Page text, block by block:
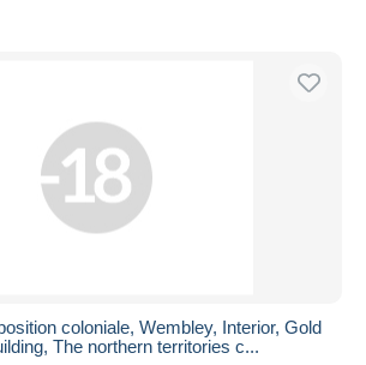
coloniale, Wembley, Interior, Gold
The northern territories c...